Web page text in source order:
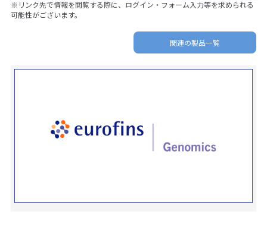
※リンク先で情報を閲覧する際に、ログイン・フォーム入力等を求められる
可能性がございます。
関連の製品一覧